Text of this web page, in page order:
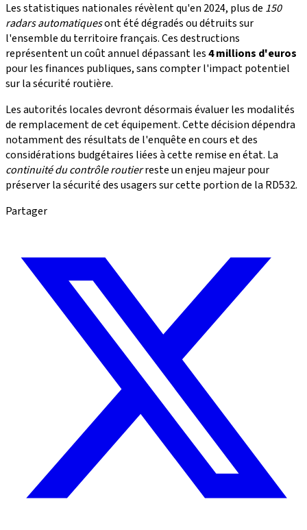
Les statistiques nationales révèlent qu'en 2024, plus de 150
radars automatiquesont été dégradés ou détruits sur
l'ensemble du territoire français. Ces destructions
représentent un coût annuel dépassant les4 millions d'euros
pour les finances publiques, sans compter l'impact potentiel
sur la sécurité routière.
Les autorités locales devront désormais évaluer les modalités
de remplacement de cet équipement. Cette décision dépendra
notamment des résultats de l'enquête en cours et des
considérations budgétaires liées à cette remise en état. La
continuité du contrôle routierreste un enjeu majeur pour
préserver la sécurité des usagers sur cette portion de la RD532.
Partager